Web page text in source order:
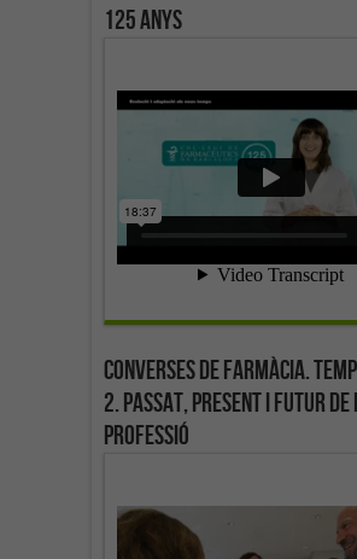
125 anys
Converses de farmàcia.
2. Passat, present i futur de
professió